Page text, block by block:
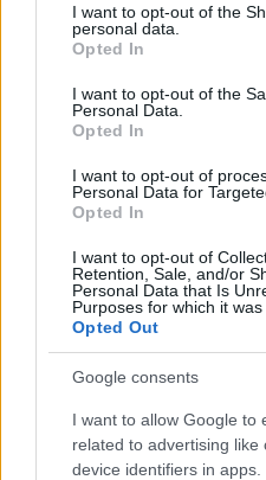
not limited to your visit or
grant or deny consent to
use your data for below
consent section.
I want to opt-out of the
personal data.
Opted In
I want to opt-out of the
Personal Data.
Opted In
I want to opt-out of
Personal Data for
Opted In
I want to opt-out of
Retention, Sale, and/or
Personal Data that Is
Purposes for which it was
Opted Out
Google consents
I want to allow Google to
related to advertising like
device identifiers in apps.
Ugyancsak változatlan
szerint az ingyenes
két alkalommal
ezer forint erejéig. A
ha egyszer már
akkor a második
forint vehető fel
A Bank360 cikke kitér
is garantált ingyenes
tizenkét éve, 2014.
lehetőség. Onnantól
havonta két